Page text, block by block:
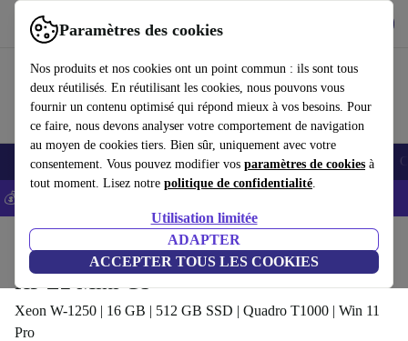
Paramètres des cookies
Nos produits et nos cookies ont un point commun : ils sont tous
deux réutilisés. En réutilisant les cookies, nous pouvons vous
fournir un contenu optimisé qui répond mieux à vos besoins. Pour
ce faire, nous devons analyser votre comportement de navigation
au moyen de cookies tiers. Bien sûr, uniquement avec votre
consentement. Vous pouvez modifier vos paramètres de cookies à
tout moment. Lisez notre politique de confidentialité.
Utilisation limitée
ADAPTER
ACCEPTER TOUS LES COOKIES
Utilisez refurbed rapidement et facilement
Smartphones Laptops Tablettes Montres connectées Accessoires
💰-5% EXTRA sur les iPhones – Code: IPHONEDEAL -
Ordinateurs de bureau Ordinateurs de bureau HP
HP Z2 Mini G5
Xeon W-1250 | 16 GB | 512 GB SSD | Quadro T1000 | Win 11
Pro